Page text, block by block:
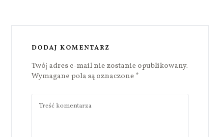
DODAJ KOMENTARZ
Twój adres e-mail nie zostanie opublikowany.
Wymagane pola są oznaczone *